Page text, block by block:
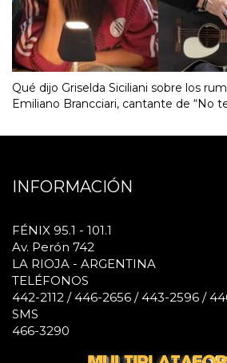
Qué dijo Griselda Siciliani sobre los
Emiliano Brancciari, cantante de “No
INFORMACIÓN
FÉNIX 95.1 - 101.1
Av. Perón 742
LA RIOJA - ARGENTINA
TELÉFONOS
442-2112 / 446-2656 / 443-2596 /
SMS
466-3290